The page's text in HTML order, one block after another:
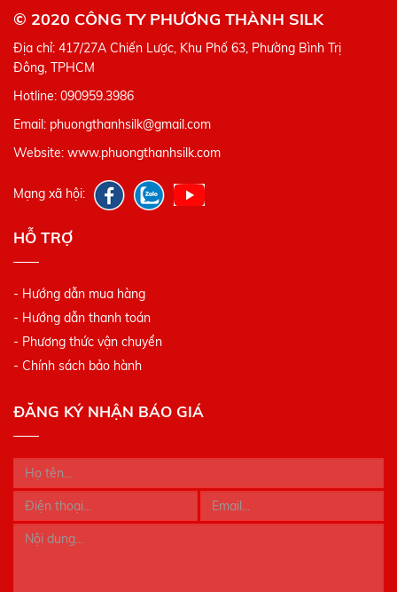
© 2020 CÔNG TY PHƯƠNG THÀNH SILK
Địa chỉ: 417/27A Chiến Lược, Khu Phố 63, Phường Bình Trị
Đông, TPHCM
Hotline: 090959.3986
Email: phuongthanhsilk@gmail.com
Website: www.phuongthanhsilk.com
Mạng xã hội:
HỖ TRỢ
- Hướng dẫn mua hàng
- Hướng dẫn thanh toán
- Phương thức vận chuyển
- Chính sách bảo hành
ĐĂNG KÝ NHẬN BÁO GIÁ